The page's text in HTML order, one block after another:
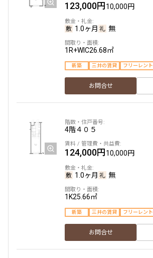
123,000円10,000円
1.0ヶ月 無
1R+WIC26.68㎡
新築 三井の賃貸 フリーレント
お問合せ
4階４０５
124,000円10,000円
1.0ヶ月 無
1K25.66㎡
新築 三井の賃貸 フリーレント
お問合せ